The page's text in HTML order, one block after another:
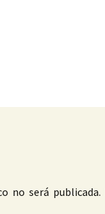
no será publicada.